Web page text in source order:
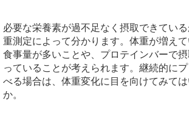
必要な栄養素が過不足なく摂取できてい
重測定によって分かります。体重が増え
食事量が多いことや、プロテインバーで
っていることが考えられます。継続的に
べる場合は、体重変化に目を向けてみて
か。